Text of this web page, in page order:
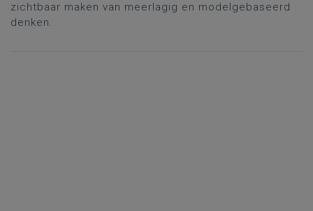
zichtbaar maken van meerlagig en modelgebaseerd
denken.